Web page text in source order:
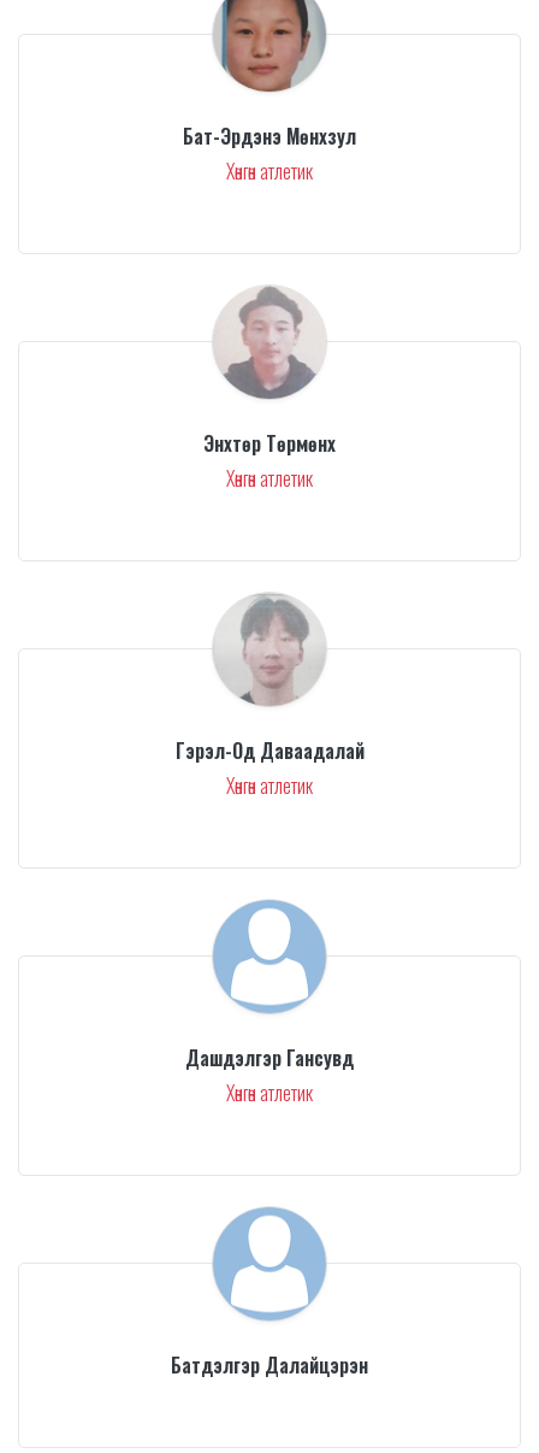
Бат-Эрдэнэ Мөнхзул
Хөнгөн атлетик
Энхтөр Төрмөнх
Хөнгөн атлетик
Гэрэл-Од Даваадалай
Хөнгөн атлетик
Дашдэлгэр Гансувд
Хөнгөн атлетик
Батдэлгэр Далайцэрэн